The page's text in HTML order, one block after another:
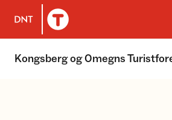
Til DNT.no forside
Kongsberg og Omegns